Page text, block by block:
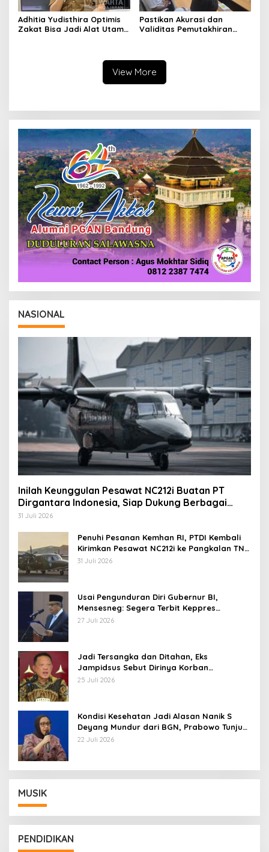
Adhitia Yudisthira Optimis
Zakat Bisa Jadi Alat Utama
Pastikan Akurasi dan
Validitas Pemutakhiran
View More
NASIONAL
Inilah Keunggulan Pesawat NC212i Buatan PT
Dirgantara Indonesia, Siap Dukung Berbagai
Operasi TNI
31 Juli 2026
Penuhi Pesanan Kemhan RI, PTDI Kembali
Kirimkan Pesawat NC212i ke Pangkalan TNI
AU
31 Juli 2026
Usai Pengunduran Diri Gubernur BI,
Mensesneg: Segera Terbit Keppres
Pemberhentian dengan Hormat
27 Juli 2026
Jadi Tersangka dan Ditahan, Eks
Jampidsus Sebut Dirinya Korban
Kriminalisasi
25 Juli 2026
Kondisi Kesehatan Jadi Alasan Nanik S
Deyang Mundur dari BGN, Prabowo Tunjuk
Wamentan Sudaryono
22 Juli 2026
MUSIK
PENDIDIKAN